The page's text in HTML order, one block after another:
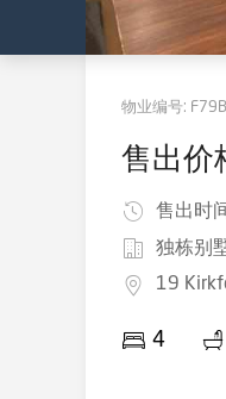
物业编号:
售出价
售出时
独栋别
19
4